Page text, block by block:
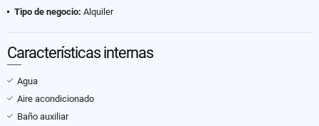
Tipo de negocio: Alquiler
Características internas
Agua
Aire acondicionado
Baño auxiliar